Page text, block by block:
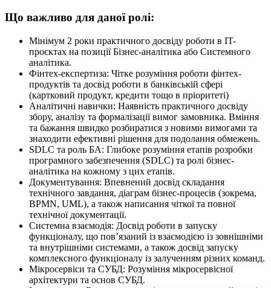
Що важливо для даної ролі:
Мінімум 2 роки практичного досвіду роботи в IT-
проєктах на позиції Бізнес-аналітика або Системного
аналітика.
Фінтех-експертиза: Чітке розуміння роботи фінтех-
продуктів та досвід роботи в банківській сфері
(картковий продукт, кредити тощо в пріоритеті)
Аналітичні навички: Наявність практичного досвіду
збору, аналізу та формалізації вимог замовника. Вміння
та бажання швидко розбиратися з новими вимогами та
знаходити ефективні рішення для подолання обмежень.
SDLC та роль БА: Глибоке розуміння етапів розробки
програмного забезпечення (SDLC) та ролі бізнес-
аналітика на кожному з цих етапів.
Документування: Впевнений досвід складання
технічного завдання, діаграм бізнес-процесів (зокрема,
BPMN, UML), а також написання чіткої та повної
технічної документації.
Системна взаємодія: Досвід роботи в запуску
функціоналу, що пов’язаний із взаємодією із зовнішніми
та внутрішніми системами, а також досвід запуску
комплексного функціоналу із залученням різних команд.
Мікросервіси та СУБД: Розуміння мікросервісної
архітектури та основ СУБД.